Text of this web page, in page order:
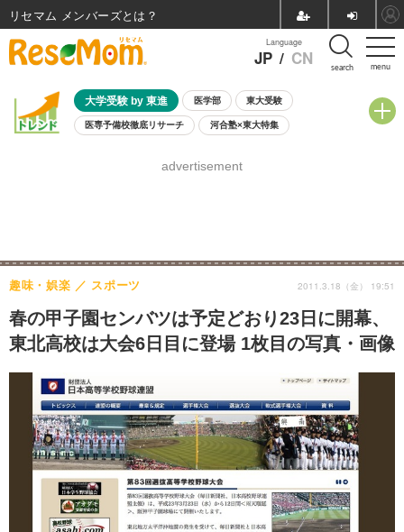
menu
Language
JP / CN search
大学受験 by 東進 医学部 東大受験
医専予備校徹底リサーチ 河合塾×東大特集
8月開催学校説明会・相談会
advertisement
春の甲子園センバツは予定どおり23日に開幕、
東北高校は大会6日目に登場 1枚目の写真・画像
趣味・娯楽 スポーツ 2011.3.18（金） 19:51
リセマム メンバーズ